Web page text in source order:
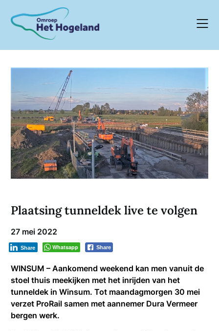
content
Plaatsing tunneldek live te volgen
27 mei 2022
Whatsapp Share
Share
WINSUM – Aankomend weekend kan men vanuit de
stoel thuis meekijken met het inrijden van het
tunneldek in Winsum. Tot maandagmorgen 30 mei
verzet ProRail samen met aannemer Dura Vermeer
bergen werk.